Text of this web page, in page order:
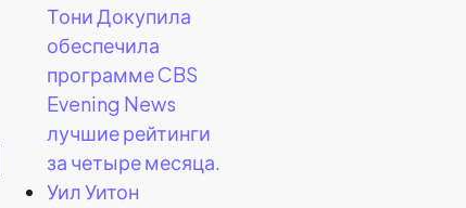
Тони Докупила
обеспечила
программе CBS
Evening News
лучшие рейтинги
за четыре месяца.
Уил Уитон